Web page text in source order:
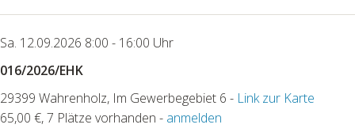
Sa. 12.09.2026 8:00 - 16:00 Uhr
016/2026/EHK
29399 Wahrenholz, Im Gewerbegebiet 6 - Link zur Karte
65,00 €, 7 Plätze vorhanden - anmelden